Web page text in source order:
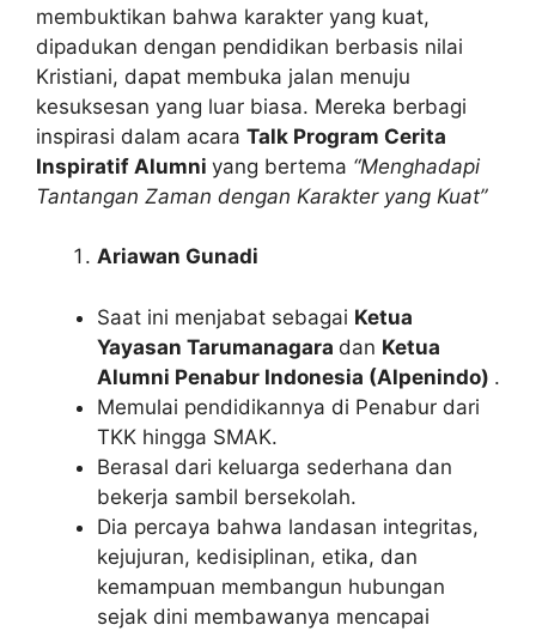
membuktikan bahwa karakter yang kuat,
dipadukan dengan pendidikan berbasis nilai
Kristiani, dapat membuka jalan menuju
kesuksesan yang luar biasa. Mereka berbagi
inspirasi dalam acara Talk Program Cerita
Inspiratif Alumni yang bertema “Menghadapi
Tantangan Zaman dengan Karakter yang Kuat”
Ariawan Gunadi
Saat ini menjabat sebagai Ketua
Yayasan Tarumanagara dan Ketua
Alumni Penabur Indonesia (Alpenindo) .
Memulai pendidikannya di Penabur dari
TKK hingga SMAK.
Berasal dari keluarga sederhana dan
bekerja sambil bersekolah.
Dia percaya bahwa landasan integritas,
kejujuran, kedisiplinan, etika, dan
kemampuan membangun hubungan
sejak dini membawanya mencapai